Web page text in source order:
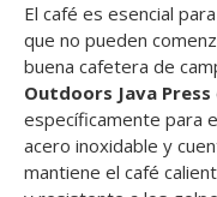
El café es esencial
que no pueden
buena cafetera de
Outdoors Java Press
específicamente para
acero inoxidable y
mantiene el café